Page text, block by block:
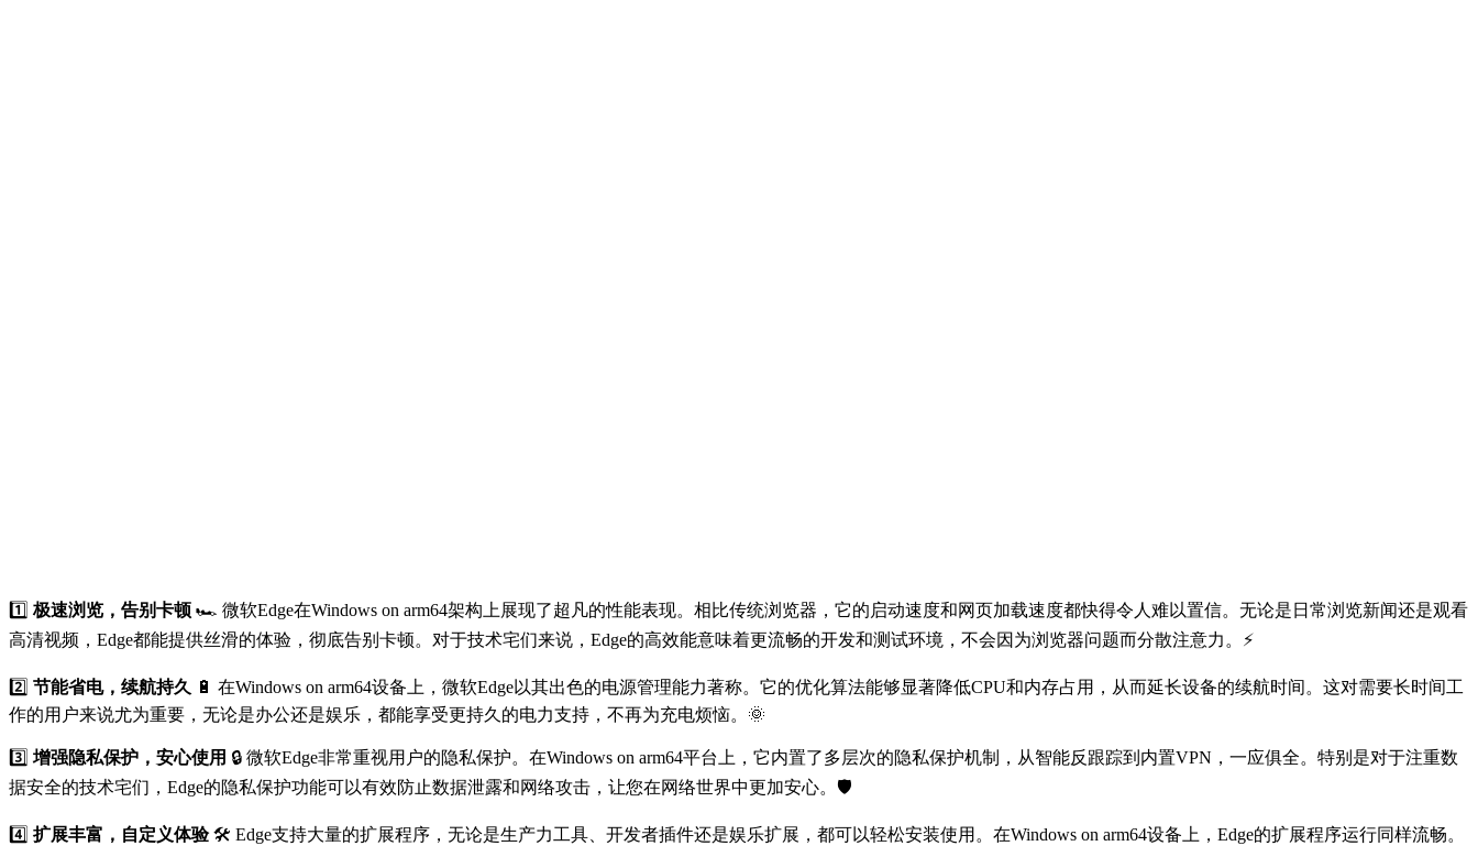
1️⃣ 极速浏览，告别卡顿 🏎️ 微软Edge在Windows on arm64架构上展现了超凡的性能表现。相比传统浏览器，它的启动速度和网页加载速度都快得令人难以置信。无论是日常浏览新闻还是观看
高清视频，Edge都能提供丝滑的体验，彻底告别卡顿。对于技术宅们来说，Edge的高效能意味着更流畅的开发和测试环境，不会因为浏览器问题而分散注意力。⚡
2️⃣ 节能省电，续航持久 🔋 在Windows on arm64设备上，微软Edge以其出色的电源管理能力著称。它的优化算法能够显著降低CPU和内存占用，从而延长设备的续航时间。这对需要长时间工
作的用户来说尤为重要，无论是办公还是娱乐，都能享受更持久的电力支持，不再为充电烦恼。🌞
3️⃣ 增强隐私保护，安心使用 🔒 微软Edge非常重视用户的隐私保护。在Windows on arm64平台上，它内置了多层次的隐私保护机制，从智能反跟踪到内置VPN，一应俱全。特别是对于注重数
据安全的技术宅们，Edge的隐私保护功能可以有效防止数据泄露和网络攻击，让您在网络世界中更加安心。🛡️
4️⃣ 扩展丰富，自定义体验🛠️ Edge支持大量的扩展程序，无论是生产力工具、开发者插件还是娱乐扩展，都可以轻松安装使用。在Windows on arm64设备上，Edge的扩展程序运行同样流畅。